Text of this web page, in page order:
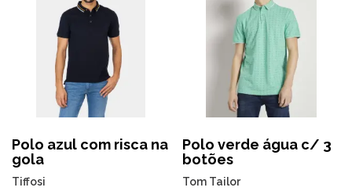
Polo azul com risca na
gola
Tiffosi
Polo verde água c/ 3
botões
Tom Tailor